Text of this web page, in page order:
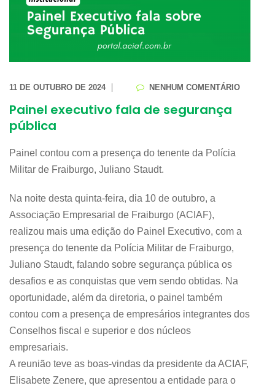
11 DE OUTUBRO DE 2024 NENHUM COMENTÁRIO
Painel executivo fala de segurança
pública
Painel contou com a presença do tenente da Polícia
Militar de Fraiburgo, Juliano Staudt.
Na noite desta quinta-feira, dia 10 de outubro, a
Associação Empresarial de Fraiburgo (ACIAF),
realizou mais uma edição do Painel Executivo, com a
presença do tenente da Polícia Militar de Fraiburgo,
Juliano Staudt, falando sobre segurança pública os
desafios e as conquistas que vem sendo obtidas. Na
oportunidade, além da diretoria, o painel também
contou com a presença de empresários integrantes dos
Conselhos fiscal e superior e dos núcleos
empresariais.
A reunião teve as boas-vindas da presidente da ACIAF,
Elisabete Zenere, que apresentou a entidade para o